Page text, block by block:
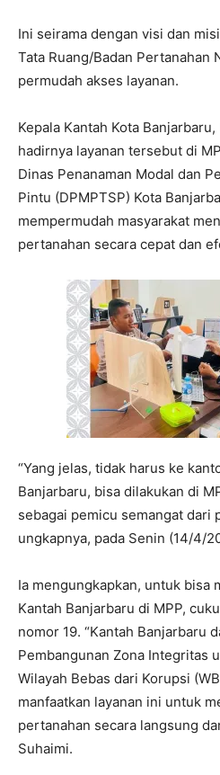
Ini seirama dengan visi dan
Tata Ruang/Badan Pertanahan
permudah akses layanan.
Kepala Kantah Kota
hadirnya layanan tersebut di
Dinas Penanaman Modal dan
Pintu (DPMPTSP) Kota
mempermudah masyarakat
pertanahan secara cepat dan
“Yang jelas, tidak harus ke
Banjarbaru, bisa dilakukan di
sebagai pemicu semangat dari
ungkapnya, pada Senin (14/4/
Ia mengungkapkan, untuk bisa
Kantah Banjarbaru di MPP,
nomor 19. “Kantah Banjarbaru
Pembangunan Zona Integritas
Wilayah Bebas dari Korupsi
manfaatkan layanan ini untuk
pertanahan secara langsung
Suhaimi.